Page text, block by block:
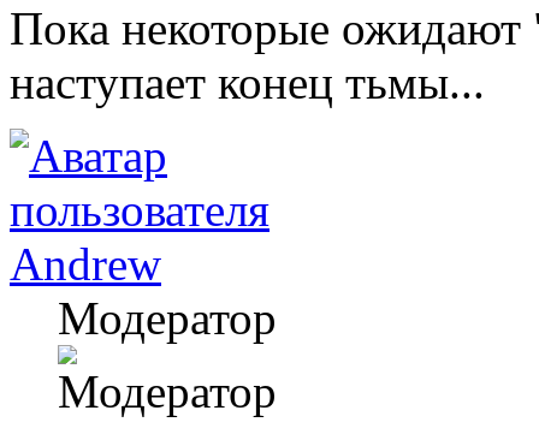
Пока некоторые ожидают
наступает конец тьмы...
Andrew
Модератор